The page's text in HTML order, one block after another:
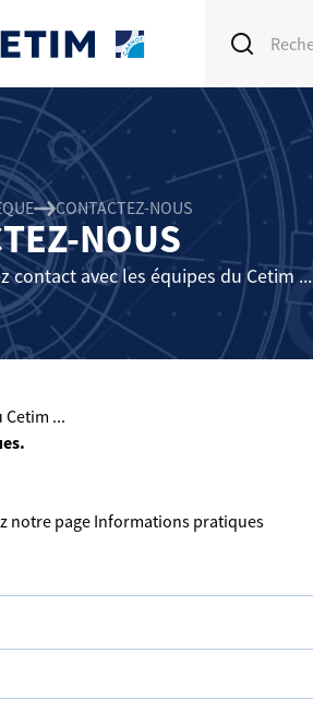
CONTACTEZ-NOUS
NOUS
contact avec les équipes du Cetim ...
Cetim ...
notre page Informations pratiques